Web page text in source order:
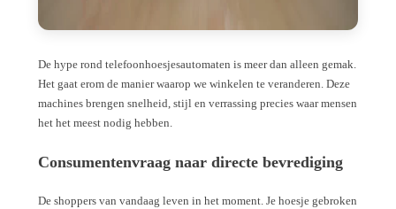
De hype rond telefoonhoesjesautomaten is meer dan alleen gemak.
Het gaat erom de manier waarop we winkelen te veranderen. Deze
machines brengen snelheid, stijl en verrassing precies waar mensen
het het meest nodig hebben.
Consumentenvraag naar directe bevrediging
De shoppers van vandaag leven in het moment. Je hoesje gebroken